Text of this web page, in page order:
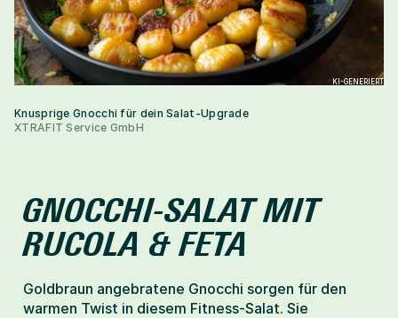
KI-GENERIERT
Knusprige Gnocchi für dein Salat-Upgrade
XTRAFIT Service GmbH
GNOCCHI-SALAT MIT
RUCOLA & FETA
Goldbraun angebratene Gnocchi sorgen für den
warmen Twist in diesem Fitness-Salat. Sie